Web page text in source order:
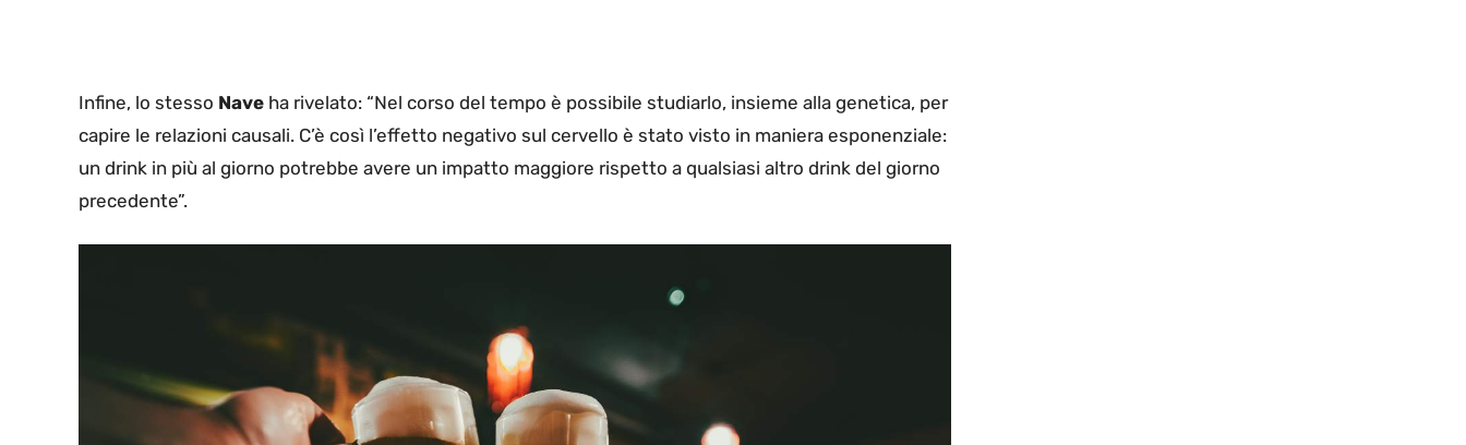
Infine, lo stesso Nave ha rivelato: “Nel corso del tempo è possibile studiarlo, insieme alla genetica, per
capire le relazioni causali. C’è così l’effetto negativo sul cervello è stato visto in maniera esponenziale:
un drink in più al giorno potrebbe avere un impatto maggiore rispetto a qualsiasi altro drink del giorno
precedente”.